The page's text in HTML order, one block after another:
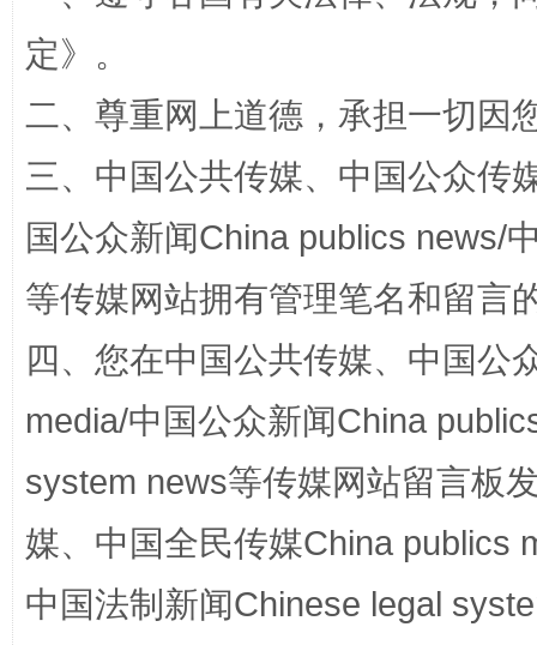
阿坝州三大球赛在茂县开幕 规模
国家大学科技园优化重塑工作
定》。
二、尊重网上道德，承担一切因
三、中国公共传媒、中国公众传
国公众新闻China publics news/
等传媒网站拥有管理笔名和留言
四、您在中国公共传媒、中国公
media/中国公众新闻China
system news等传媒网站留言板
媒、中国全民传媒China publics
中国法制新闻Chinese legal